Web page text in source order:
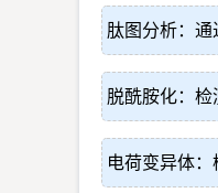
肽图分析：
脱酰胺化：
电荷变异体